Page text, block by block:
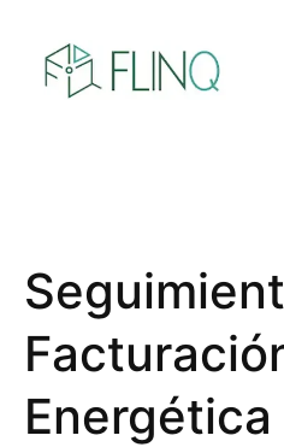
contenido
Energética